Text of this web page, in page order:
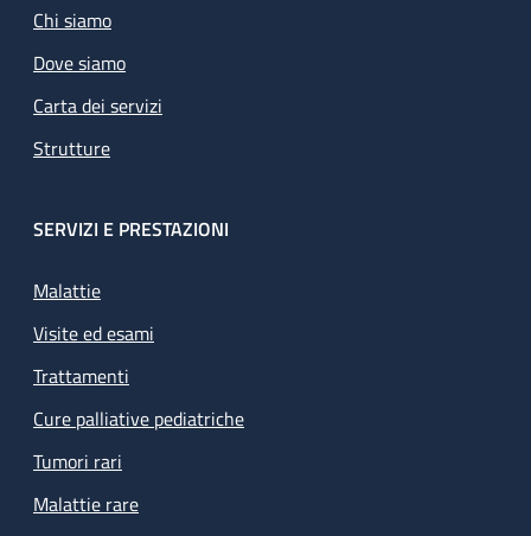
Chi siamo
Dove siamo
Carta dei servizi
Strutture
SERVIZI E PRESTAZIONI
Malattie
Visite ed esami
Trattamenti
Cure palliative pediatriche
Tumori rari
Malattie rare